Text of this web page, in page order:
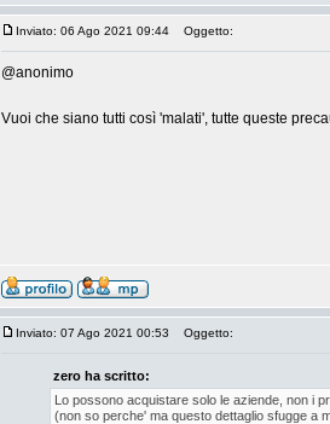
Inviato: 06 Ago 2021 09:44 Oggetto:
@anonimo
Vuoi che siano tutti così 'malati', tutte queste
Inviato: 07 Ago 2021 00:53 Oggetto:
zero ha scritto:
Lo possono acquistare solo le aziende, non i
(non so perche' ma questo dettaglio sfugge a